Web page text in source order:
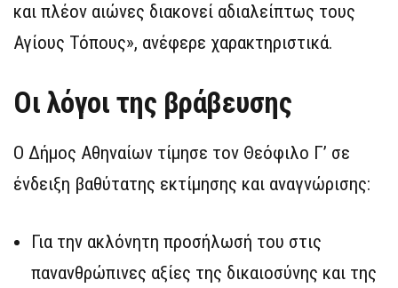
και πλέον αιώνες διακονεί αδιαλείπτως τους
Αγίους Τόπους», ανέφερε χαρακτηριστικά.
Οι λόγοι της βράβευσης
Ο Δήμος Αθηναίων τίμησε τον Θεόφιλο Γ’ σε
ένδειξη βαθύτατης εκτίμησης και αναγνώρισης:
Για την ακλόνητη προσήλωσή του στις
πανανθρώπινες αξίες της δικαιοσύνης και της